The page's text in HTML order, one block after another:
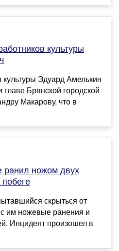
культуры
культуры Эдуард Амелькин
Брянской городской
Макарову, что в
ранил ножом двух
скрыться от
им ножевые ранения и
Инцидент произошел в